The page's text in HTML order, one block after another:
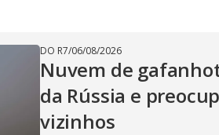
DO R7/06/08/2026
Nuvem de
da Rússia e
vizinhos